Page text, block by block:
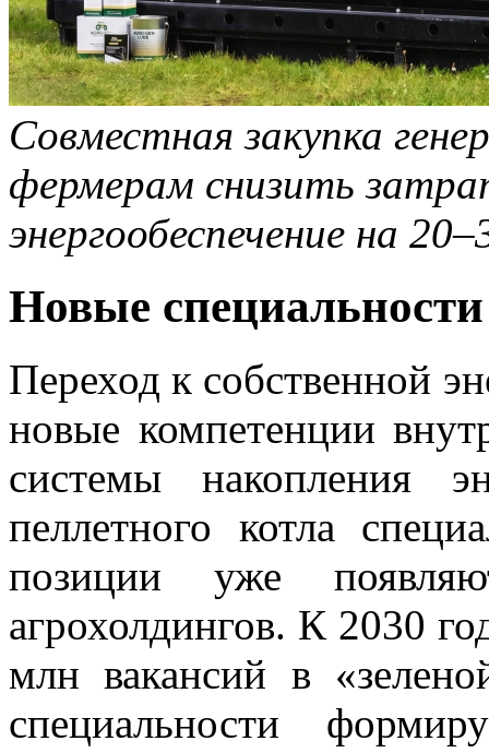
Совместная закупка
фермерам снизить
энергообеспечение на
Новые
Переход к собственной
новые компетенции
системы накопления
пеллетного котла
позиции уже
агрохолдингов. К 2030
млн вакансий в
специальности